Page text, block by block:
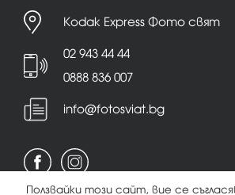
Kodak Express Фото свят
02 943 44 44
0888 836 007
info@fotosviat.bg
Ползвайки този сайт, вие се